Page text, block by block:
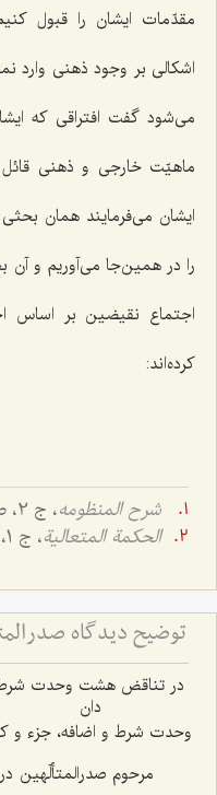
مقدّمات ایشان را قبول
اشکالی بر وجود ذهنی وارد
می‌شود گفت افتراقی که
ماهیّت خارجی و ذهنی
ایشان می‌فرمایند همان
را در همین‌جا می‌آوریم و آن
اجتماع نقیضین بر اساس
کرده‌اند:
شرح المنظومه، ج 2، ص 121.
الحکمة المتعالیة، ج 1، ص 263.
در تناقض هشت وحدت
دان
وحدت شرط و اضافه، جزء و
مرحوم صدرالمتألّهین